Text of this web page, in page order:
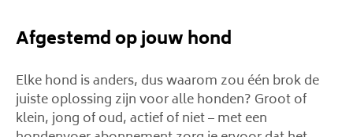
Afgestemd op jouw hond
Elke hond is anders, dus waarom zou één brok de
juiste oplossing zijn voor alle honden? Groot of
klein, jong of oud, actief of niet – met een